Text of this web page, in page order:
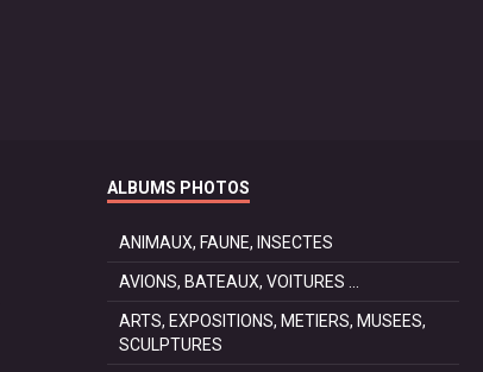
ALBUMS PHOTOS
ANIMAUX, FAUNE, INSECTES
AVIONS, BATEAUX, VOITURES ...
ARTS, EXPOSITIONS, METIERS, MUSEES,
SCULPTURES